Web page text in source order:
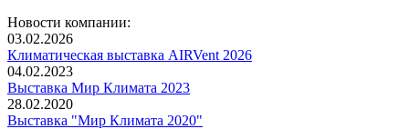
Новости компании:
03.02.2026
Климатическая выставка AIRVent 2026
04.02.2023
Выставка Мир Климата 2023
28.02.2020
Выставка "Мир Климата 2020"